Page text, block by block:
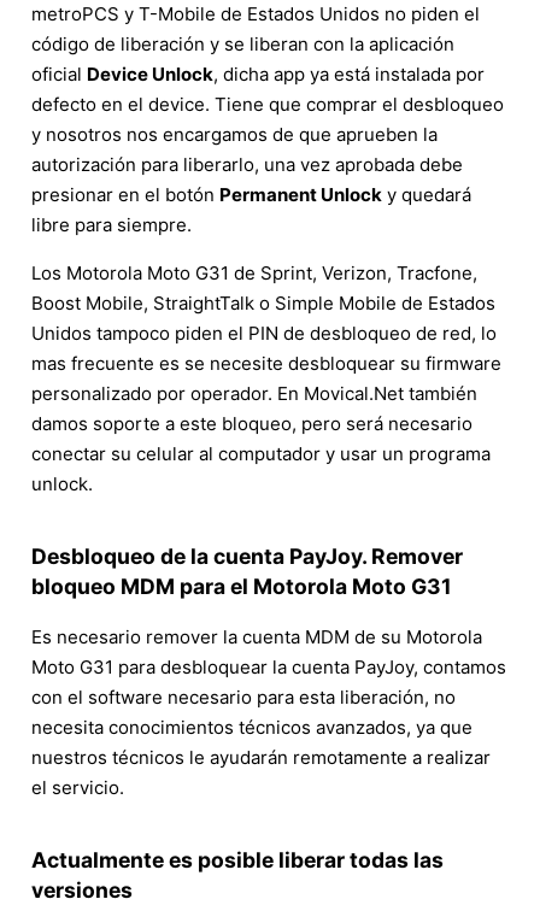
metroPCS y T-Mobile de Estados Unidos no piden el
código de liberación y se liberan con la aplicación
oficial Device Unlock, dicha app ya está instalada por
defecto en el device. Tiene que comprar el desbloqueo
y nosotros nos encargamos de que aprueben la
autorización para liberarlo, una vez aprobada debe
presionar en el botón Permanent Unlock y quedará
libre para siempre.
Los Motorola Moto G31 de Sprint, Verizon, Tracfone,
Boost Mobile, StraightTalk o Simple Mobile de Estados
Unidos tampoco piden el PIN de desbloqueo de red, lo
mas frecuente es se necesite desbloquear su firmware
personalizado por operador. En Movical.Net también
damos soporte a este bloqueo, pero será necesario
conectar su celular al computador y usar un programa
unlock.
Desbloqueo de la cuenta PayJoy. Remover
bloqueo MDM para el Motorola Moto G31
Es necesario remover la cuenta MDM de su Motorola
Moto G31 para desbloquear la cuenta PayJoy, contamos
con el software necesario para esta liberación, no
necesita conocimientos técnicos avanzados, ya que
nuestros técnicos le ayudarán remotamente a realizar
el servicio.
Actualmente es posible liberar todas las
versiones